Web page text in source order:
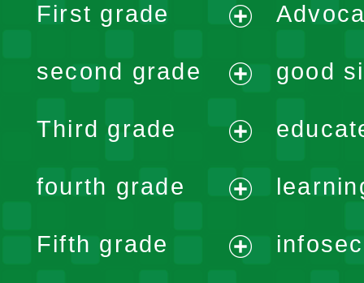
First grade
menu
second grade
menu
Third grade
menu
fourth grade
menu
Fifth grade
good